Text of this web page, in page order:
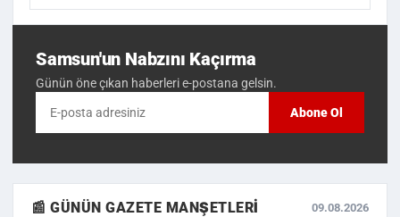
Samsun'un Nabzını Kaçırma
Günün öne çıkan haberleri e-postana gelsin.
Abone Ol
📰 GÜNÜN GAZETE MANŞETLERI 09.08.2026